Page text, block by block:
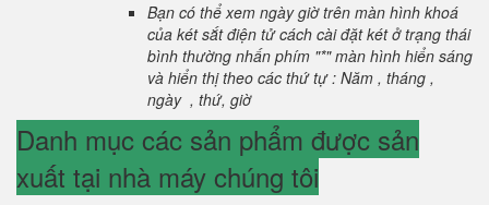
Bạn có thể xem ngày giờ trên màn hình khoá
của két sắt điện tử cách cài đặt két ở trạng thái
bình thường nhấn phím "*" màn hình hiển sáng
và hiển thị theo các thứ tự : Năm , tháng ,
ngày , thứ, giờ
Danh mục các sản phẩm được sản
xuất tại nhà máy chúng tôi